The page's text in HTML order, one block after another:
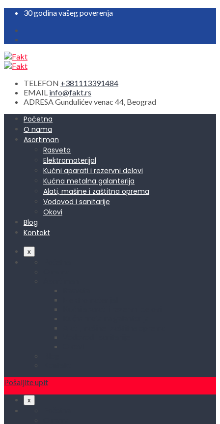
30 godina vašeg poverenja
TELEFON +381113391484
EMAIL info@fakt.rs
ADRESAGundulićev venac 44, Beograd
Početna
O nama
Asortiman
Rasveta
Elektromaterijal
Kućni aparati i rezervni delovi
Kućna metalna galanterija
Alati, mašine i zaštitna oprema
Vodovod i sanitarije
Okovi
Blog
Kontakt
x
Pošaljite upit
x